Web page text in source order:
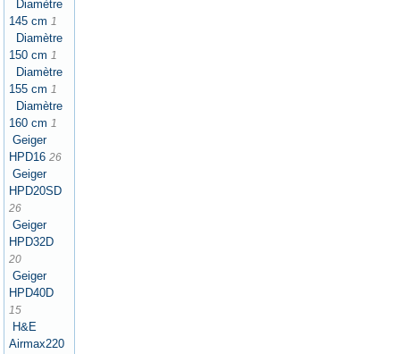
Diamètre
145 cm 1
Diamètre
150 cm 1
Diamètre
155 cm 1
Diamètre
160 cm 1
Geiger
HPD16 26
Geiger
HPD20SD
26
Geiger
HPD32D
20
Geiger
HPD40D
15
H&E
Airmax220